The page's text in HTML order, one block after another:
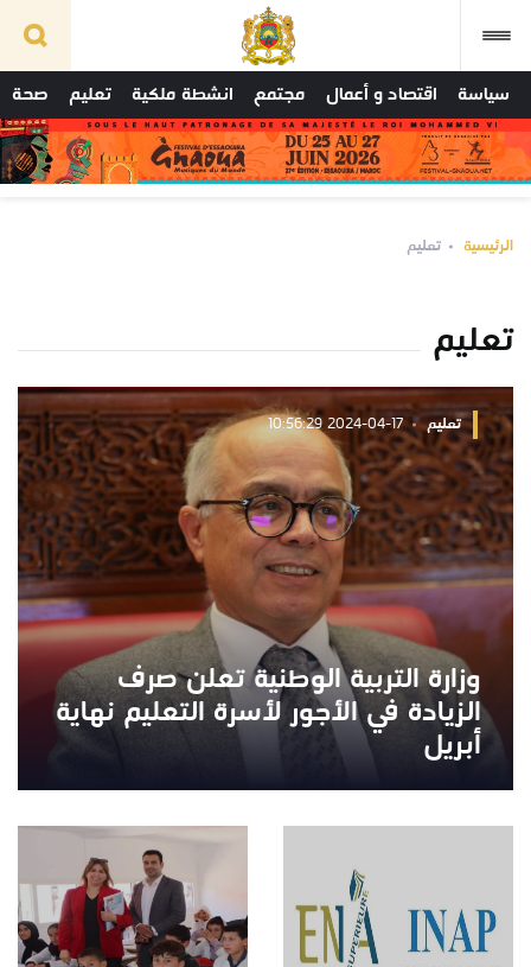
سياسة اقتصاد و أعمال مجتمع انشطة ملكية تعليم صحة
الرئيسية تعليم
تعليم
تعليم 2024-04-17 10:56:29
وزارة التربية الوطنية تعلن صرف
الزيادة في الأجور لأسرة التعليم نهاية
أبريل